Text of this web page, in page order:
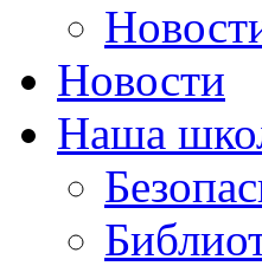
Новости
Наша